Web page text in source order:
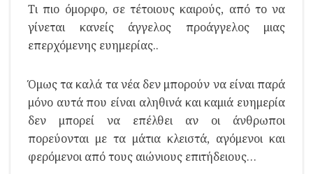
Τι πιο όμορφο, σε τέτοιους καιρούς, από το να
γίνεται κανείς άγγελος προάγγελος μιας
επερχόμενης ευημερίας..
Όμως τα καλά τα νέα δεν μπορούν να είναι παρά
μόνο αυτά που είναι αληθινά και καμιά ευημερία
δεν μπορεί να επέλθει αν οι άνθρωποι
πορεύονται με τα μάτια κλειστά, αγόμενοι και
φερόμενοι από τους αιώνιους επιτήδειους…